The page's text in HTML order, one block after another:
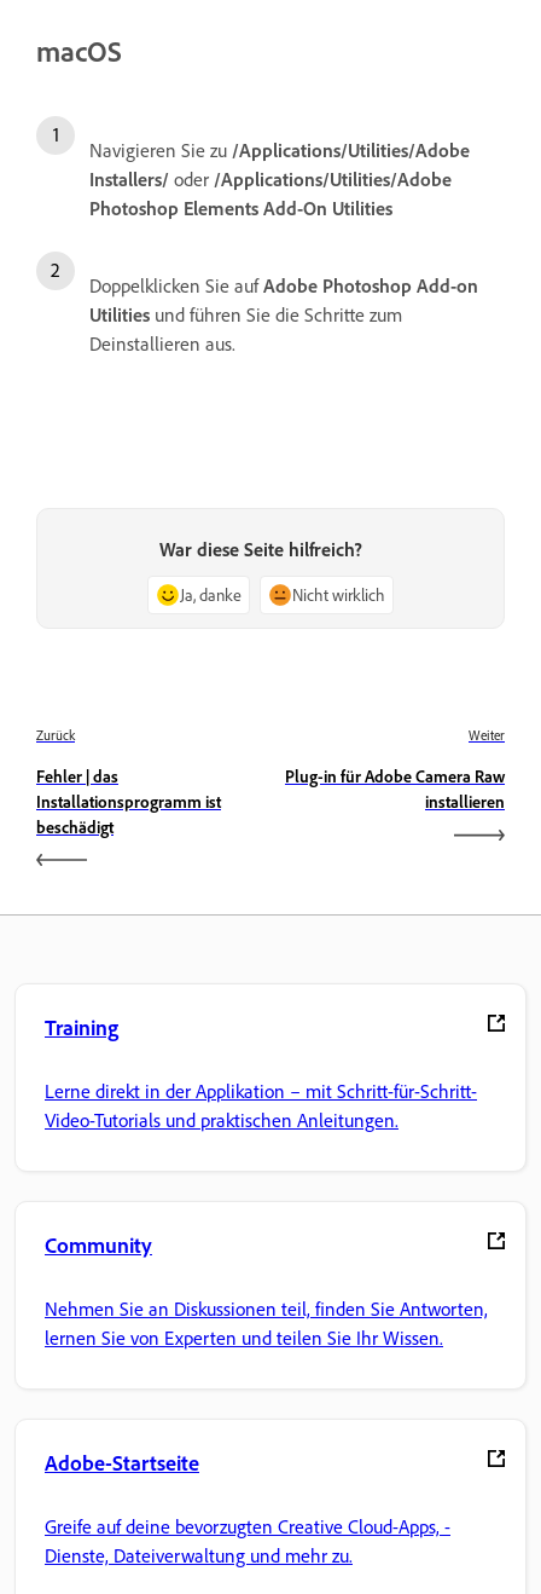
macOS
Navigieren Sie zu /Applications/Utilities/Adobe
Installers/ oder /Applications/Utilities/Adobe
Photoshop Elements Add-On Utilities
Doppelklicken Sie aufAdobe Photoshop Add-on
Utilities und führen Sie die Schritte zum
Deinstallieren aus.
War diese Seite hilfreich?
Ja, danke Nicht wirklich
Zurück
Fehler | das
Installationsprogramm ist
beschädigt
Weiter
Plug-in für Adobe Camera Raw
installieren
Training
Lerne direkt in der Applikation – mit Schritt-für-Schritt-
Video-Tutorials und praktischen Anleitungen.
Community
Nehmen Sie an Diskussionen teil, finden Sie Antworten,
lernen Sie von Experten und teilen Sie Ihr Wissen.
Adobe-Startseite
Greife auf deine bevorzugten Creative Cloud-Apps, -
Dienste, Dateiverwaltung und mehr zu.